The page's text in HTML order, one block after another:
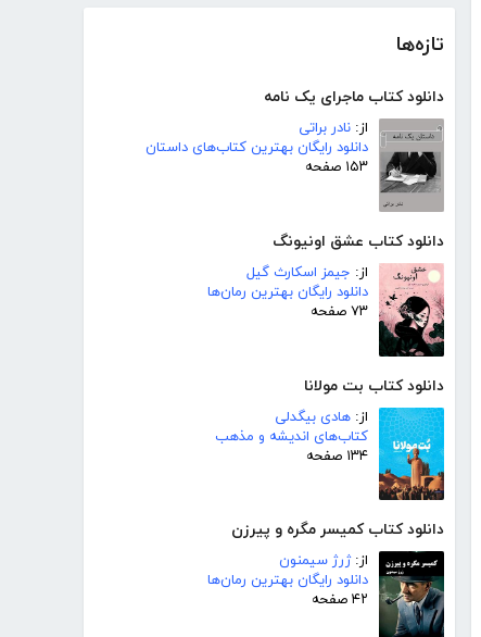
تازه‌ها
دانلود کتاب ماجرای یک نامه
از: نادر براتی
دانلود رایگان بهترین کتاب‌های داستان
۱۵۳ صفحه
دانلود کتاب عشق اونیونگ
از: جیمز اسکارث گیل
دانلود رایگان بهترین رمان‌ها
۷۳ صفحه
دانلود کتاب بت مولانا
از: هادی بیگدلی
کتاب‌های اندیشه و مذهب
۱۳۴ صفحه
دانلود کتاب کمیسر مگره و پیرزن
از:ژرژ سیمنون
دانلود رایگان بهترین رمان‌ها
۴۲ صفحه